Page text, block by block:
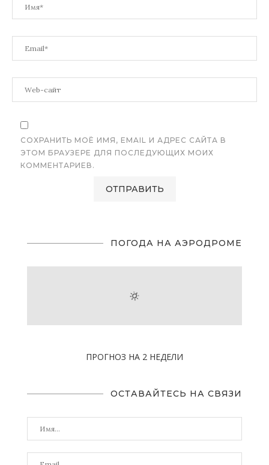
СОХРАНИТЬ МОЁ ИМЯ, EMAIL И АДРЕС САЙТА В
ЭТОМ БРАУЗЕРЕ ДЛЯ ПОСЛЕДУЮЩИХ МОИХ
КОММЕНТАРИЕВ.
ПОГОДА НА АЭРОДРОМЕ
ПРОГНОЗ НА 2 НЕДЕЛИ
ОСТАВАЙТЕСЬ НА СВЯЗИ